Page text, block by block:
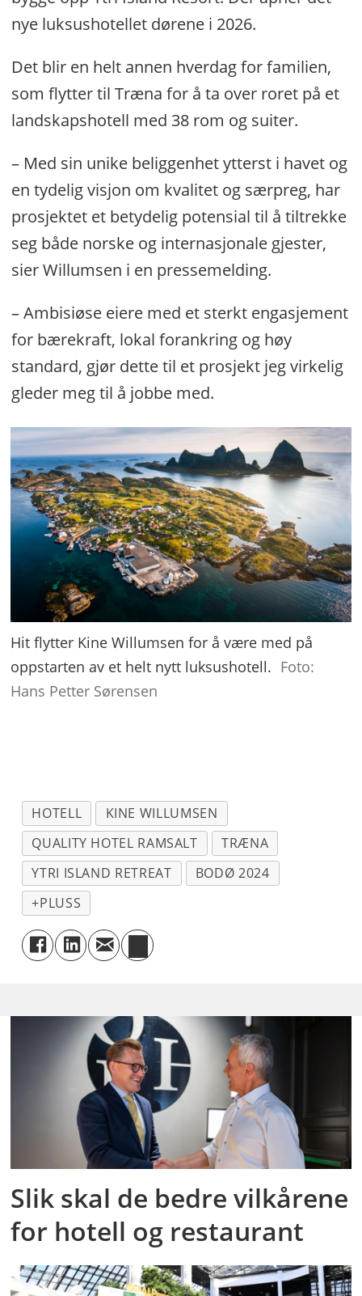
nye luksushotellet dørene i 2026.
Det blir en helt annen hverdag for familien,
som flytter til Træna for å ta over roret på et
landskapshotell med 38 rom og suiter.
– Med sin unike beliggenhet ytterst i havet og
en tydelig visjon om kvalitet og særpreg, har
prosjektet et betydelig potensial til å tiltrekke
seg både norske og internasjonale gjester,
sier Willumsen i en pressemelding.
– Ambisiøse eiere med et sterkt engasjement
for bærekraft, lokal forankring og høy
standard, gjør dette til et prosjekt jeg virkelig
gleder meg til å jobbe med.
Hit flytter Kine Willumsen for å være med på
oppstarten av et helt nytt luksushotell. Foto:
Hans Petter Sørensen
HOTELL
KINE WILLUMSEN
QUALITY HOTEL RAMSALT
TRÆNA
YTRI ISLAND RETREAT
BODØ 2024
+PLUSS
Slik skal de bedre vilkårene
for hotell og restaurant